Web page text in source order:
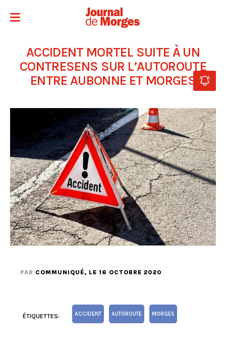
ACCIDENT MORTEL SUITE À UN
CONTRESENS SUR L’AUTOROUTE
ENTRE AUBONNE ET MORGES
PAR COMMUNIQUÉ, LE 16 OCTOBRE 2020
ÉTIQUETTES: ACCIDENT AUTOROUTE MORGES